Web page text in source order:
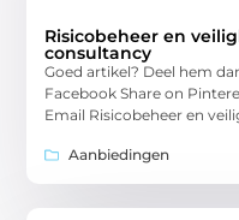
Risicobeheer en
consultancy
Goed artikel? Deel hem
Facebook Share on
Email Risicobeheer en
Aanbiedingen